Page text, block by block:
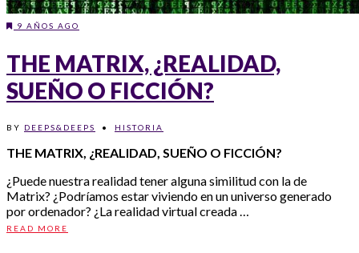
9 AÑOS AGO
THE MATRIX, ¿REALIDAD,
SUEÑO O FICCIÓN?
BY DEEPS&DEEPS • HISTORIA
THE MATRIX, ¿REALIDAD, SUEÑO O FICCIÓN?
¿Puede nuestra realidad tener alguna similitud con la de
Matrix? ¿Podríamos estar viviendo en un universo generado
por ordenador? ¿La realidad virtual creada …
READ MORE